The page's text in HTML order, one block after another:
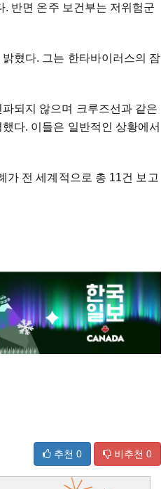
반면 온주 보건부는 저위험군
혔다. 그는 한타바이러스의 잠
되지 않으며 크루즈선과 같은
다. 이들은 일반적인 상황에서
가 전 세계적으로 총 11건 보고
추천 0 비추천 0